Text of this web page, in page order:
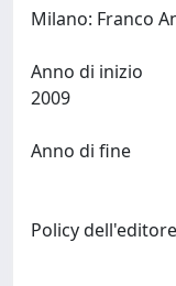
Anno di inizio
Anno di fine
Policy